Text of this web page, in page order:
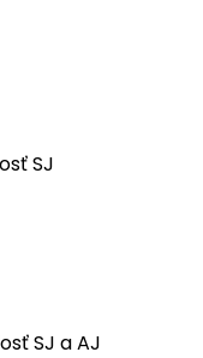
SJ
SJ a AJ